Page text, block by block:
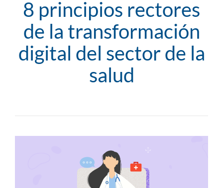
8 principios rectores
de la transformación
digital del sector de la
salud